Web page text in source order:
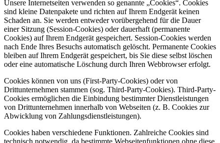
Unsere Internetseiten verwenden so genannte „Cookies“. Cookies
sind kleine Datenpakete und richten auf Ihrem Endgerät keinen
Schaden an. Sie werden entweder vorübergehend für die Dauer
einer Sitzung (Session-Cookies) oder dauerhaft (permanente
Cookies) auf Ihrem Endgerät gespeichert. Session-Cookies werden
nach Ende Ihres Besuchs automatisch gelöscht. Permanente Cookies
bleiben auf Ihrem Endgerät gespeichert, bis Sie diese selbst löschen
oder eine automatische Löschung durch Ihren Webbrowser erfolgt.
Cookies können von uns (First-Party-Cookies) oder von
Drittunternehmen stammen (sog. Third-Party-Cookies). Third-Party-
Cookies ermöglichen die Einbindung bestimmter Dienstleistungen
von Drittunternehmen innerhalb von Webseiten (z. B. Cookies zur
Abwicklung von Zahlungsdienstleistungen).
Cookies haben verschiedene Funktionen. Zahlreiche Cookies sind
technisch notwendig, da bestimmte Webseitenfunktionen ohne diese